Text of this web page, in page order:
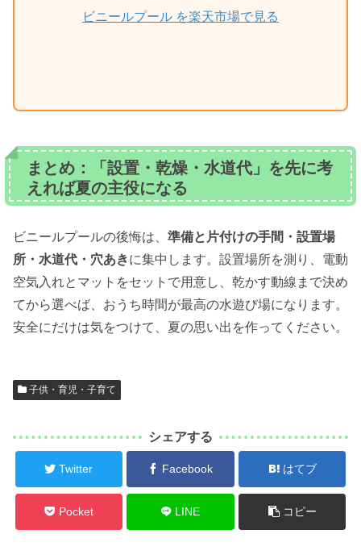
ビニールプール を楽天市場で見る
まとめ：「設置・乾燥・水道代」を先に考
えれば夏の主役になる
ビニールプールの後悔は、 準備と片付けの手間・設置場
所・水道代・穴あきに集中します。設置場所を測り、電動
空気入れとマットをセットで用意し、乾かす動線まで決め
てから選べば、おうち時間が最高の水遊び場になります。
安全にだけは気をつけて、夏の思い出を作ってください。
子供・育児・子育て
シェアする
Twitter Facebook はてブ
Pocket LINE コピー